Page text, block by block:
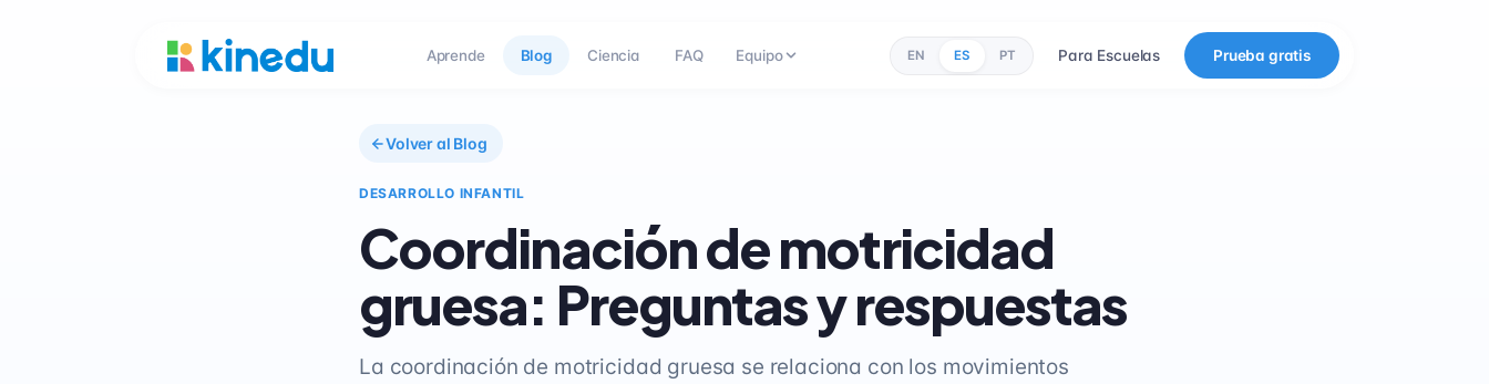
Aprende Blog Ciencia FAQ Equipo EN ES PT Para Escuelas Prueba gratis
Volver al Blog
DESARROLLO INFANTIL
Coordinación de motricidad
gruesa: Preguntas y respuestas
La coordinación de motricidad gruesa se relaciona con los movimientos